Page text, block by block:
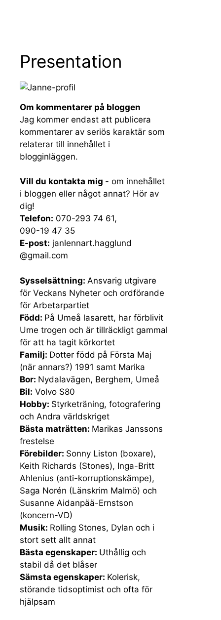
Presentation
Om kommentarer på bloggen
Jag kommer endast att publicera
kommentarer av seriös karaktär som
relaterar till innehållet i
blogginläggen.
Vill du kontakta mig - om innehållet
i bloggen eller något annat? Hör av
dig!
Telefon: 070-293 74 61,
090-19 47 35
E-post: janlennart.hagglund
@gmail.com
Sysselsättning: Ansvarig utgivare
för Veckans Nyheter och ordförande
för Arbetarpartiet
Född: På Umeå lasarett, har förblivit
Ume trogen och är tillräckligt gammal
för att ha tagit körkortet
Familj: Dotter född på Första Maj
(när annars?) 1991 samt Marika
Bor: Nydalavägen, Berghem, Umeå
Bil: Volvo S80
Hobby: Styrketräning, fotografering
och Andra världskriget
Bästa maträtten: Marikas Janssons
frestelse
Förebilder: Sonny Liston (boxare),
Keith Richards (Stones), Inga-Britt
Ahlenius (anti-korruptionskämpe),
Saga Norén (Länskrim Malmö) och
Susanne Aidanpää-Ernstson
(koncern-VD)
Musik: Rolling Stones, Dylan och i
stort sett allt annat
Bästa egenskaper: Uthållig och
stabil då det blåser
Sämsta egenskaper: Kolerisk,
störande tidsoptimist och ofta för
hjälpsam